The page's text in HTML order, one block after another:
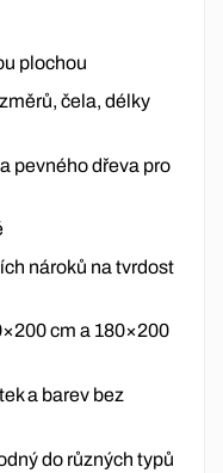
plochou
čela, délky
pevného dřeva pro
nároků na tvrdost
cm a 180×200
a barev bez
do různých typů